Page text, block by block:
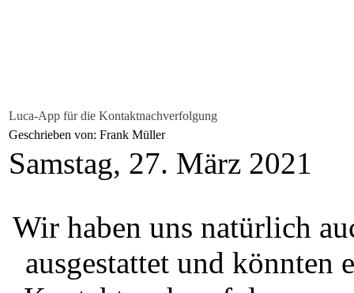
Luca-App für die Kontaktnachverfolgung
Geschrieben von: Frank Müller
Samstag, 27. März 2021
Wir haben uns natürlich
ausgestattet und könnten